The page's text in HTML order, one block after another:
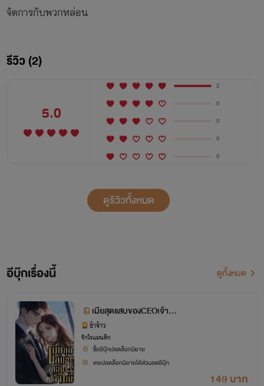
จัดการกับพวกหล่อน
รีวิว (2)
5.0
2
0
0
0
0
ดูรีวิวทั้งหมด
อีบุ๊กเรื่องนี้ ดูทั้งหมด
เมียสุดแสบของCEOเจ้าเล่
ห์
ข้าจ้าว
รักโรแมนติก
ซื้ออีบุ๊กปลดล็อกนิยาย
เคยปลดล็อกนิยายได้ส่วนลดอีบุ๊ก
149 บาท